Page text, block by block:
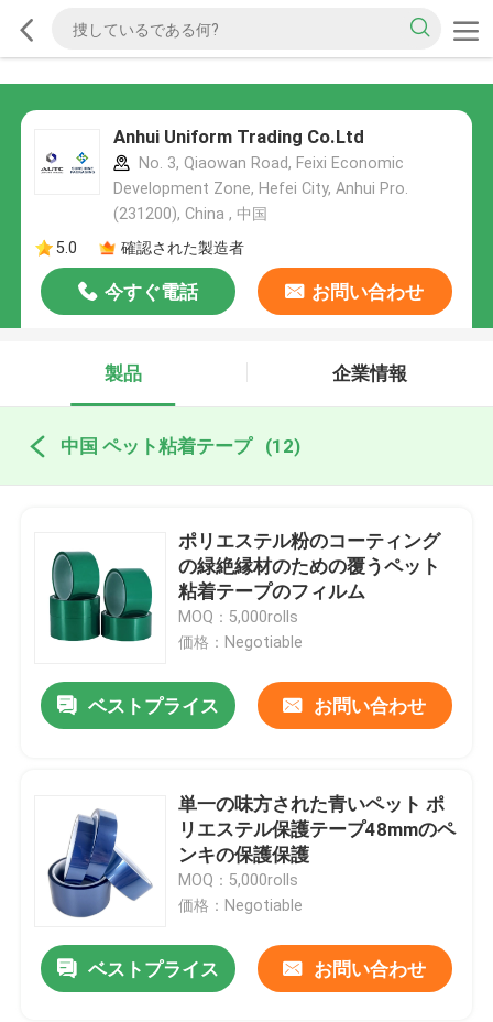
Anhui Uniform Trading Co.Ltd
No. 3, Qiaowan Road, Feixi Economic
Development Zone, Hefei City, Anhui Pro.
(231200), China , 中国
5.0
確認された製造者
今すぐ電話 お問い合わせ
製品 企業情報
中国 ペット粘着テープ (12)
ポリエステル粉のコーティング
の緑絶縁材のための覆うペット
粘着テープのフィルム
MOQ：5,000rolls
価格：Negotiable
ベストプライス お問い合わせ
単一の味方された青いペット ポ
リエステル保護テープ48mmのペ
ンキの保護保護
MOQ：5,000rolls
価格：Negotiable
ベストプライス お問い合わせ